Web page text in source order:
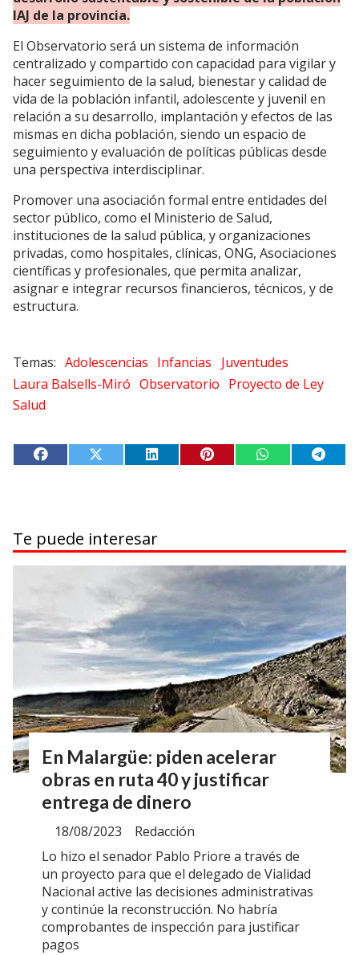
IAJ de la provincia.
El Observatorio será un sistema de información
centralizado y compartido con capacidad para vigilar y
hacer seguimiento de la salud, bienestar y calidad de
vida de la población infantil, adolescente y juvenil en
relación a su desarrollo, implantación y efectos de las
mismas en dicha población, siendo un espacio de
seguimiento y evaluación de políticas públicas desde
una perspectiva interdisciplinar.
Promover una asociación formal entre entidades del
sector público, como el Ministerio de Salud,
instituciones de la salud pública, y organizaciones
privadas, como hospitales, clínicas, ONG, Asociaciones
científicas y profesionales, que permita analizar,
asignar e integrar recursos financieros, técnicos, y de
estructura.
Adolescencias Infancias
Juventudes
Laura Balsells-Miró Observatorio Proyecto de Ley
Salud
Te puede interesar
En Malargüe: piden acelerar
obras en ruta 40 y justificar
entrega de dinero
Redacción
18/08/2023
Lo hizo el senador Pablo Priore a través de
un proyecto para que el delegado de Vialidad
Nacional active las decisiones administrativas
y continúe la reconstrucción. No habría
comprobantes de inspección para justificar
pagos